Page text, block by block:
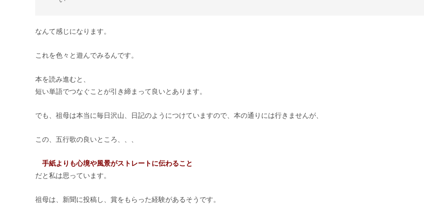
なんて感じになります。
これを色々と遊んでみるんです。
本を読み進むと、
短い単語でつなぐことが引き締まって良いとあります。
でも、祖母は本当に毎日沢山、日記のようにつけていますので、本の通りには行きませんが、
この、五行歌の良いところ、、、
手紙よりも心境や風景がストレートに伝わること
だと私は思っています。
祖母は、新聞に投稿し、賞をもらった経験があるそうです。